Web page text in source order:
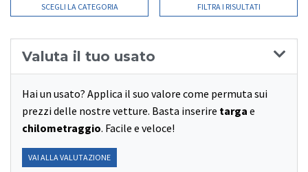
SCEGLI LA CATEGORIA FILTRA I RISULTATI
Valuta il tuo usato
Hai un usato? Applica il suo valore come permuta sui
prezzi delle nostre vetture. Basta inserire targa e
chilometraggio. Facile e veloce!
VAI ALLA VALUTAZIONE